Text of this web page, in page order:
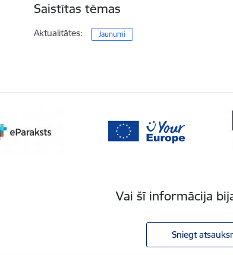
Saistītas tēmas
Aktualitātes: Jaunumi
Vai šī informācija
Sniegt